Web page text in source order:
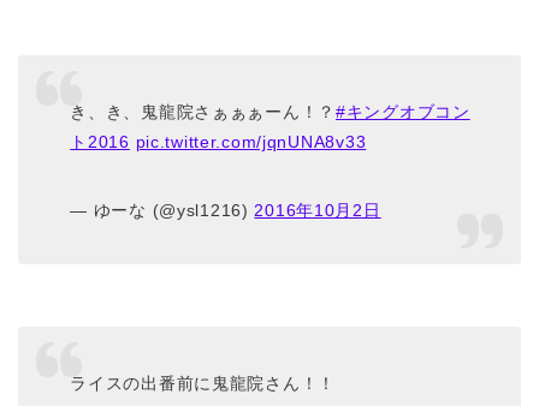
き、き、鬼龍院さぁぁぁーん！？ #キングオブコン
ト2016 pic.twitter.com/jqnUNA8v33
— ゆーな (@ysl1216) 2016年10月2日
ライスの出番前に鬼龍院さん！！